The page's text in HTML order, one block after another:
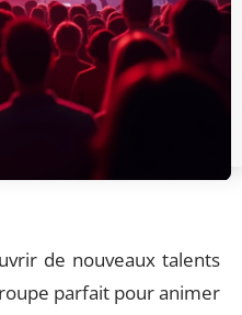
de nouveaux talents
parfait pour animer